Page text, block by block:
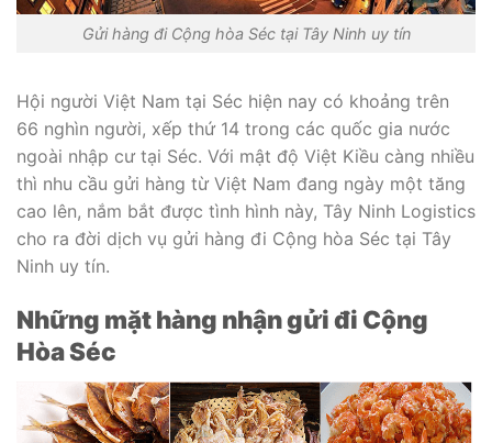
Gửi hàng đi Cộng hòa Séc tại Tây Ninh uy tín
Hội người Việt Nam tại Séc hiện nay có khoảng trên
66 nghìn người, xếp thứ 14 trong các quốc gia nước
ngoài nhập cư tại Séc. Với mật độ Việt Kiều càng nhiều
thì nhu cầu gửi hàng từ Việt Nam đang ngày một tăng
cao lên, nắm bắt được tình hình này, Tây Ninh Logistics
cho ra đời dịch vụ gửi hàng đi Cộng hòa Séc tại Tây
Ninh uy tín.
Những mặt hàng nhận gửi đi Cộng
Hòa Séc